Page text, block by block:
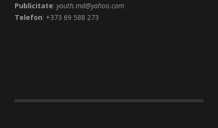
Publicitate: youth.md@yahoo.com
Telefon: +373 69 588 273